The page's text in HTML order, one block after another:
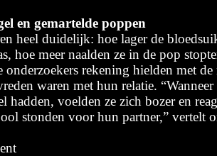
en gemartelde poppen
heel duidelijk: hoe lager de
hoe meer naalden ze in de pop
onderzoekers rekening hielden met de
waren met hun relatie. “Wanneer
hadden, voelden ze zich bozer en
stonden voor hun partner,” vertelt